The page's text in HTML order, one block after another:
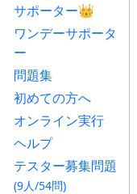
サポーター👑
ワンデーサポータ
ー
問題集
初めての方へ
オンライン実行
ヘルプ
テスター募集問題
(9人/54問)